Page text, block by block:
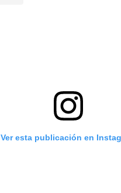
Ver esta publicación en